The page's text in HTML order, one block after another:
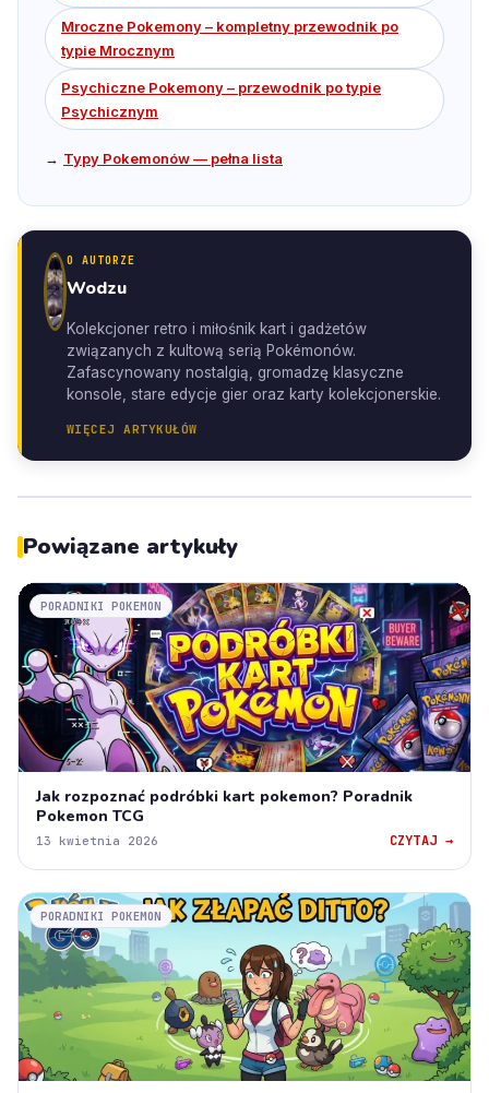
Mroczne Pokemony – kompletny przewodnik po
typie Mrocznym
Psychiczne Pokemony – przewodnik po typie
Psychicznym
→ Typy Pokemonów — pełna lista
O AUTORZE
Wodzu
Kolekcjoner retro i miłośnik kart i gadżetów
związanych z kultową serią Pokémonów.
Zafascynowany nostalgią, gromadzę klasyczne
konsole, stare edycje gier oraz karty kolekcjonerskie.
WIĘCEJ ARTYKUŁÓW
Powiązane artykuły
PORADNIKI POKEMON
Jak rozpoznać podróbki kart pokemon? Poradnik
Pokemon TCG
13 kwietnia 2026 CZYTAJ →
PORADNIKI POKEMON